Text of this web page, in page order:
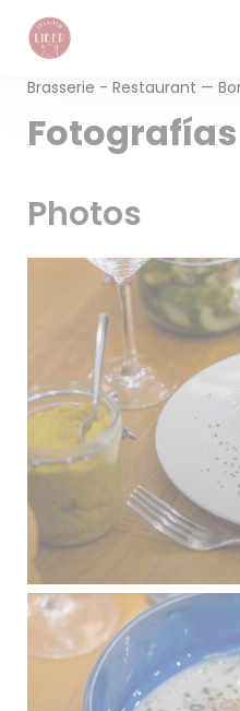
Personalización de sus
Brasserie - Restaurant —
Fotografías
Photos